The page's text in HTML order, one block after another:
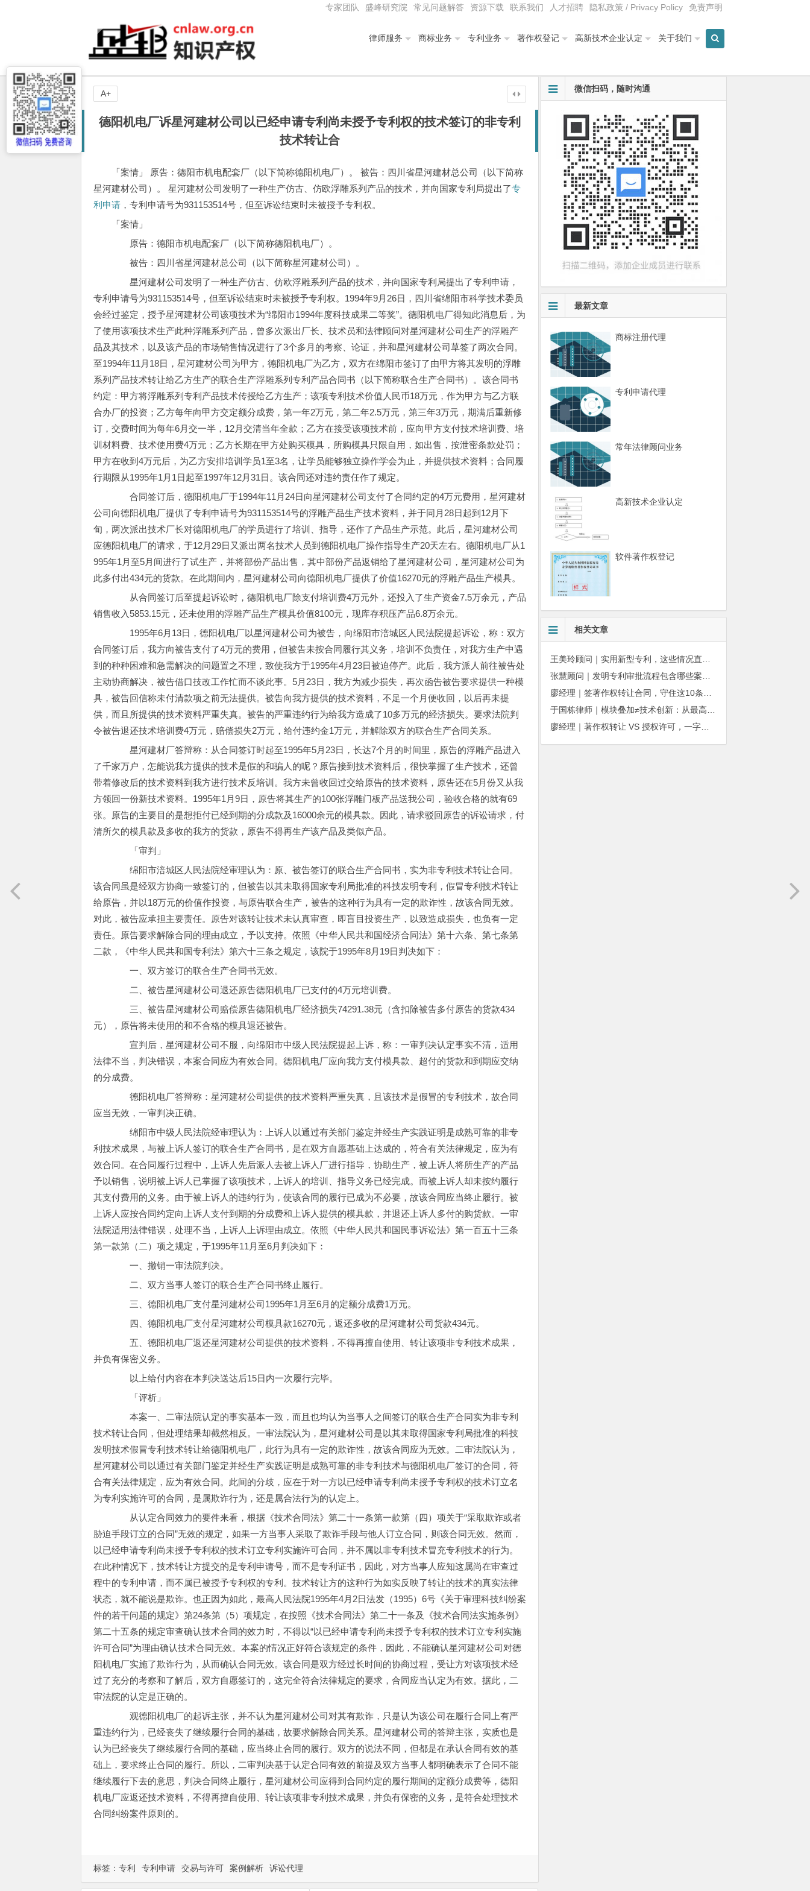
专家团队 盛峰研究院 常见问题解答 资源下载 联系我们 人才招聘 隐私政策 / Privacy Policy 免责声明
律师服务 商标业务 专利业务 著作权登记 高新技术企业认定 关于我们
德阳机电厂诉星河建材公司以已经申请专利尚未授予专利权的技术签订的非专利
技术转让合
「案情」 原告：德阳市机电配套厂（以下简称德阳机电厂）。 被告：四川省星河建材总公司（以下简称
星河建材公司）。 星河建材公司发明了一种生产仿古、仿欧浮雕系列产品的技术，并向国家专利局提出了专
利申请 ，专利申请号为931153514号，但至诉讼结束时未被授予专利权。
「案情」
原告：德阳市机电配套厂（以下简称德阳机电厂）。
被告：四川省星河建材总公司（以下简称星河建材公司）。
星河建材公司发明了一种生产仿古、仿欧浮雕系列产品的技术，并向国家专利局提出了专利申请，
专利申请号为931153514号，但至诉讼结束时未被授予专利权。1994年9月26日，四川省绵阳市科学技术委员
会经过鉴定，授予星河建材公司该项技术为“绵阳市1994年度科技成果二等奖”。德阳机电厂得知此消息后，为
了使用该项技术生产此种浮雕系列产品，曾多次派出厂长、技术员和法律顾问对星河建材公司生产的浮雕产
品及其技术，以及该产品的市场销售情况进行了3个多月的考察、论证，并和星河建材公司草签了两次合同。
至1994年11月18日，星河建材公司为甲方，德阳机电厂为乙方，双方在绵阳市签订了由甲方将其发明的浮雕
系列产品技术转让给乙方生产的联合生产浮雕系列专利产品合同书（以下简称联合生产合同书）。该合同书
约定：甲方将浮雕系列专利产品技术传授给乙方生产；该项专利技术价值人民币18万元，作为甲方与乙方联
合办厂的投资；乙方每年向甲方交定额分成费，第一年2万元，第二年2.5万元，第三年3万元，期满后重新修
订，交费时间为每年6月交一半，12月交清当年全款；乙方在接受该项技术前，应向甲方支付技术培训费、培
训材料费、技术使用费4万元；乙方长期在甲方处购买模具，所购模具只限自用，如出售，按泄密条款处罚；
甲方在收到4万元后，为乙方安排培训学员1至3名，让学员能够独立操作学会为止，并提供技术资料；合同履
行期限从1995年1月1日起至1997年12月31日。该合同还对违约责任作了规定。
合同签订后，德阳机电厂于1994年11月24日向星河建材公司支付了合同约定的4万元费用，星河建材
公司向德阳机电厂提供了专利申请号为931153514号的浮雕产品生产技术资料，并于同月28日起到12月下
旬，两次派出技术厂长对德阳机电厂的学员进行了培训、指导，还作了产品生产示范。此后，星河建材公司
应德阳机电厂的请求，于12月29日又派出两名技术人员到德阳机电厂操作指导生产20天左右。德阳机电厂从1
995年1月至5月间进行了试生产，并将部份产品出售，其中部份产品返销给了星河建材公司，星河建材公司为
此多付出434元的货款。在此期间内，星河建材公司向德阳机电厂提供了价值16270元的浮雕产品生产模具。
从合同签订后至提起诉讼时，德阳机电厂除支付培训费4万元外，还投入了生产资金7.5万余元，产品
销售收入5853.15元，还未使用的浮雕产品生产模具价值8100元，现库存积压产品6.8万余元。
1995年6月13日，德阳机电厂以星河建材公司为被告，向绵阳市涪城区人民法院提起诉讼，称：双方
合同签订后，我方向被告支付了4万元的费用，但被告未按合同履行其义务，培训不负责任，对我方生产中遇
到的种种困难和急需解决的问题置之不理，致使我方于1995年4月23日被迫停产。此后，我方派人前往被告处
主动协商解决，被告借口技改工作忙而不谈此事。5月23日，我方为减少损失，再次函告被告要求提供一种模
具，被告回信称未付清款项之前无法提供。被告向我方提供的技术资料，不足一个月便收回，以后再未提
供，而且所提供的技术资料严重失真。被告的严重违约行为给我方造成了10多万元的经济损失。要求法院判
令被告退还技术培训费4万元，赔偿损失2万元，给付违约金1万元，并解除双方的联合生产合同关系。
星河建材厂答辩称：从合同签订时起至1995年5月23日，长达7个月的时间里，原告的浮雕产品进入
了千家万户，怎能说我方提供的技术是假的和骗人的呢？原告接到技术资料后，很快掌握了生产技术，还曾
带着修改后的技术资料到我方进行技术反培训。我方未曾收回过交给原告的技术资料，原告还在5月份又从我
方领回一份新技术资料。1995年1月9日，原告将其生产的100张浮雕门板产品送我公司，验收合格的就有69
张。原告的主要目的是想拒付已经到期的分成款及16000余元的模具款。因此，请求驳回原告的诉讼请求，付
清所欠的模具款及多收的我方的货款，原告不得再生产该产品及类似产品。
「审判」
绵阳市涪城区人民法院经审理认为：原、被告签订的联合生产合同书，实为非专利技术转让合同。
该合同虽是经双方协商一致签订的，但被告以其未取得国家专利局批准的科技发明专利，假冒专利技术转让
给原告，并以18万元的价值作投资，与原告联合生产，被告的这种行为具有一定的欺诈性，故该合同无效。
对此，被告应承担主要责任。原告对该转让技术未认真审查，即盲目投资生产，以致造成损失，也负有一定
责任。原告要求解除合同的理由成立，予以支持。依照《中华人民共和国经济合同法》第十六条、第七条第
二款，《中华人民共和国专利法》第六十三条之规定，该院于1995年8月19日判决如下：
一、双方签订的联合生产合同书无效。
二、被告星河建材公司退还原告德阳机电厂已支付的4万元培训费。
三、被告星河建材公司赔偿原告德阳机电厂经济损失74291.38元（含扣除被告多付原告的货款434
元），原告将未使用的和不合格的模具退还被告。
宣判后，星河建材公司不服，向绵阳市中级人民法院提起上诉，称：一审判决认定事实不清，适用
法律不当，判决错误，本案合同应为有效合同。德阳机电厂应向我方支付模具款、超付的货款和到期应交纳
的分成费。
德阳机电厂答辩称：星河建材公司提供的技术资料严重失真，且该技术是假冒的专利技术，故合同
应当无效，一审判决正确。
绵阳市中级人民法院经审理认为：上诉人以通过有关部门鉴定并经生产实践证明是成熟可靠的非专
利技术成果，与被上诉人签订的联合生产合同书，是在双方自愿基础上达成的，符合有关法律规定，应为有
效合同。在合同履行过程中，上诉人先后派人去被上诉人厂进行指导，协助生产，被上诉人将所生产的产品
予以销售，说明被上诉人已掌握了该项技术，上诉人的培训、指导义务已经完成。而被上诉人却未按约履行
其支付费用的义务。由于被上诉人的违约行为，使该合同的履行已成为不必要，故该合同应当终止履行。被
上诉人应按合同约定向上诉人支付到期的分成费和上诉人提供的模具款，并退还上诉人多付的购货款。一审
法院适用法律错误，处理不当，上诉人上诉理由成立。依照《中华人民共和国民事诉讼法》第一百五十三条
第一款第（二）项之规定，于1995年11月至6月判决如下：
一、撤销一审法院判决。
二、双方当事人签订的联合生产合同书终止履行。
三、德阳机电厂支付星河建材公司1995年1月至6月的定额分成费1万元。
四、德阳机电厂支付星河建材公司模具款16270元，返还多收的星河建材公司货款434元。
五、德阳机电厂返还星河建材公司提供的技术资料，不得再擅自使用、转让该项非专利技术成果，
并负有保密义务。
以上给付内容在本判决送达后15日内一次履行完毕。
「评析」
本案一、二审法院认定的事实基本一致，而且也均认为当事人之间签订的联合生产合同实为非专利
技术转让合同，但处理结果却截然相反。一审法院认为，星河建材公司是以其未取得国家专利局批准的科技
发明技术假冒专利技术转让给德阳机电厂，此行为具有一定的欺诈性，故该合同应为无效。二审法院认为，
星河建材公司以通过有关部门鉴定并经生产实践证明是成熟可靠的非专利技术与德阳机电厂签订的合同，符
合有关法律规定，应为有效合同。此间的分歧，应在于对一方以已经申请专利尚未授予专利权的技术订立名
为专利实施许可的合同，是属欺诈行为，还是属合法行为的认定上。
从认定合同效力的要件来看，根据《技术合同法》第二十一条第一款第（四）项关于“采取欺诈或者
胁迫手段订立的合同”无效的规定，如果一方当事人采取了欺诈手段与他人订立合同，则该合同无效。然而，
以已经申请专利尚未授予专利权的技术订立专利实施许可合同，并不属以非专利技术冒充专利技术的行为。
在此种情况下，技术转让方提交的是专利申请号，而不是专利证书，因此，对方当事人应知这属尚在审查过
程中的专利申请，而不属已被授予专利权的专利。技术转让方的这种行为如实反映了转让的技术的真实法律
状态，就不能说是欺诈。也正因为如此，最高人民法院1995年4月2日法发（1995）6号《关于审理科技纠纷案
件的若干问题的规定》第24条第（5）项规定，在按照《技术合同法》第二十一条及《技术合同法实施条例》
第二十五条的规定审查确认技术合同的效力时，不得以“以已经申请专利尚未授予专利权的技术订立专利实施
许可合同”为理由确认技术合同无效。本案的情况正好符合该规定的条件，因此，不能确认星河建材公司对德
阳机电厂实施了欺诈行为，从而确认合同无效。该合同是双方经过长时间的协商过程，受让方对该项技术经
过了充分的考察和了解后，双方自愿签订的，这完全符合法律规定的要求，合同应当认定为有效。据此，二
审法院的认定是正确的。
观德阳机电厂的起诉主张，并不认为星河建材公司对其有欺诈，只是认为该公司在履行合同上有严
重违约行为，已经丧失了继续履行合同的基础，故要求解除合同关系。星河建材公司的答辩主张，实质也是
认为已经丧失了继续履行合同的基础，应当终止合同的履行。双方的说法不同，但都是在承认合同有效的基
础上，要求终止合同的履行。所以，二审判决基于认定合同有效的前提及双方当事人都明确表示了合同不能
继续履行下去的意思，判决合同终止履行，星河建材公司应得到合同约定的履行期间的定额分成费等，德阳
机电厂应返还技术资料，不得再擅自使用、转让该项非专利技术成果，并负有保密的义务，是符合处理技术
合同纠纷案件原则的。
A+
标签：专利 专利申请 交易与许可 案例解析 诉讼代理
微信扫码，随时沟通
最新文章
商标注册代理
专利申请代理
常年法律顾问业务
高新技术企业认定
软件著作权登记
相关文章
廖经理｜著作权转让 VS 授权许可，一字之差，权益天壤之别